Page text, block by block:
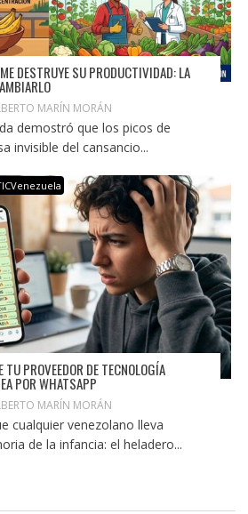
DESTRUYE SU PRODUCTIVIDAD: LA
MARÍN MORÁN
demostró que los picos de
invisible del cansancio...
TU PROVEEDOR DE TECNOLOGÍA
POR WHATSAPP
MARÍN MORÁN
cualquier venezolano lleva
de la infancia: el heladero...